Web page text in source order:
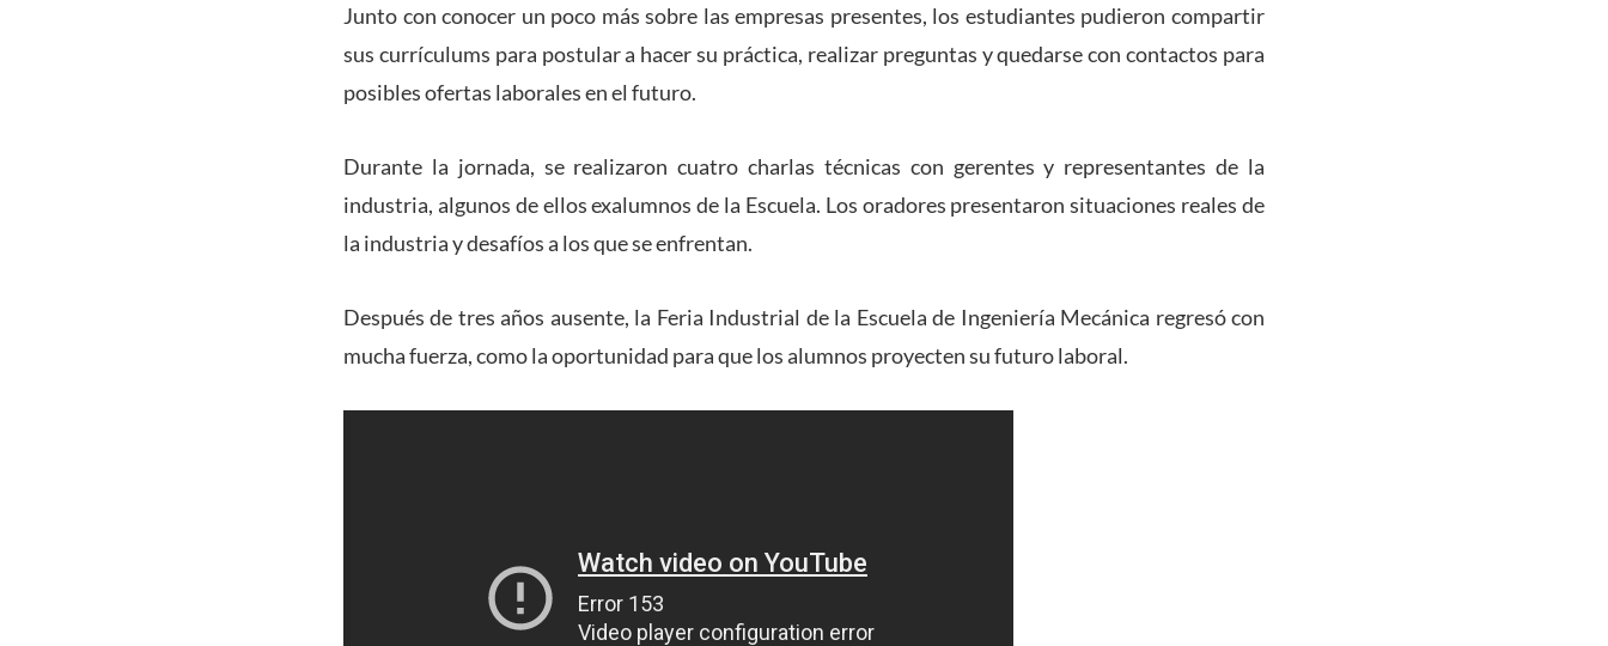
Junto con conocer un poco más sobre las empresas presentes, los estudiantes pudieron compartir
sus currículums para postular a hacer su práctica, realizar preguntas y quedarse con contactos para
posibles ofertas laborales en el futuro.
Durante la jornada, se realizaron cuatro charlas técnicas con gerentes y representantes de la
industria, algunos de ellos exalumnos de la Escuela. Los oradores presentaron situaciones reales de
la industria y desafíos a los que se enfrentan.
Después de tres años ausente, la Feria Industrial de la Escuela de Ingeniería Mecánica regresó con
mucha fuerza, como la oportunidad para que los alumnos proyecten su futuro laboral.